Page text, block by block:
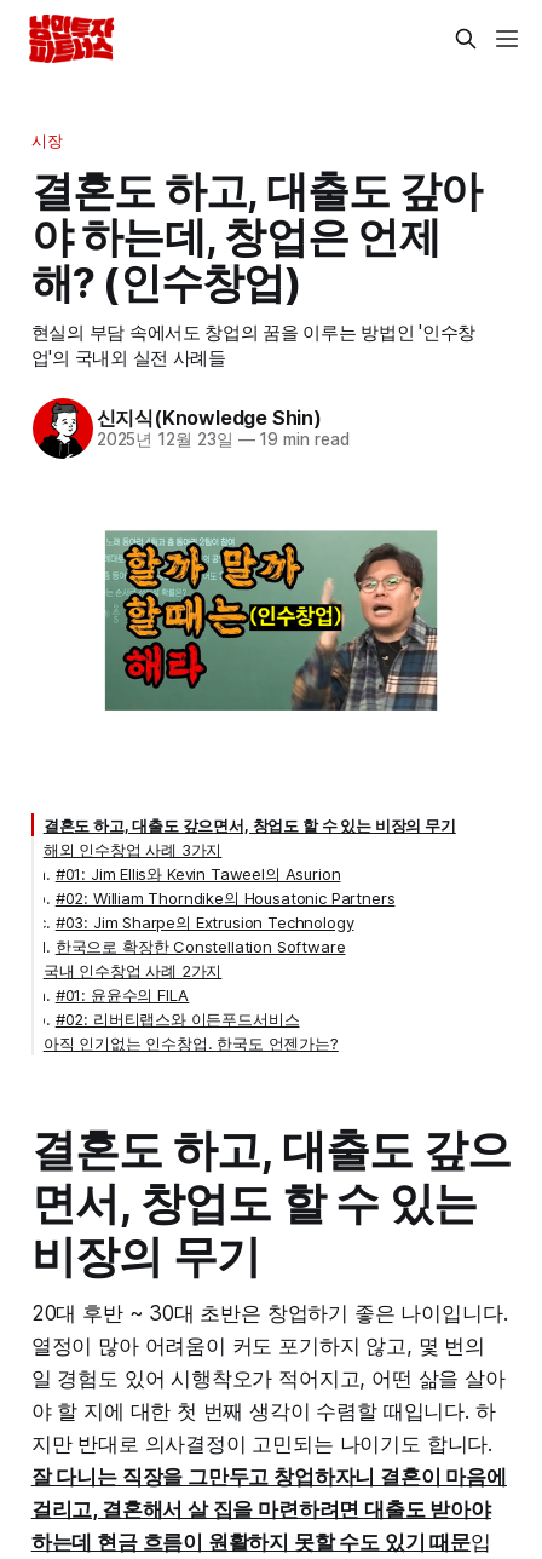
시장
결혼도 하고, 대출도 갚아
야 하는데, 창업은 언제
해? (인수창업)
현실의 부담 속에서도 창업의 꿈을 이루는 방법인 '인수창
업'의 국내외 실전 사례들
신지식(Knowledge Shin)
2025년 12월 23일 —19 min read
결혼도 하고, 대출도 갚으면서, 창업도 할 수 있는 비장의 무기
해외 인수창업 사례 3가지
#01: Jim Ellis와 Kevin Taweel의 Asurion
#02: William Thorndike의 Housatonic Partners
#03: Jim Sharpe의 Extrusion Technology
한국으로 확장한 Constellation Software
국내 인수창업 사례 2가지
#01: 윤윤수의 FILA
#02: 리버티랩스와 이든푸드서비스
아직 인기없는 인수창업. 한국도 언젠가는?
결혼도 하고, 대출도 갚으
면서, 창업도 할 수 있는
비장의 무기
20대 후반 ~ 30대 초반은 창업하기 좋은 나이입니다.
열정이 많아 어려움이 커도 포기하지 않고, 몇 번의
일 경험도 있어 시행착오가 적어지고, 어떤 삶을 살아
야 할 지에 대한 첫 번째 생각이 수렴할 때입니다. 하
지만 반대로 의사결정이 고민되는 나이기도 합니다.
잘 다니는 직장을 그만두고 창업하자니 결혼이 마음에
걸리고, 결혼해서 살 집을 마련하려면 대출도 받아야
하는데 현금 흐름이 원활하지 못할 수도 있기 때문입